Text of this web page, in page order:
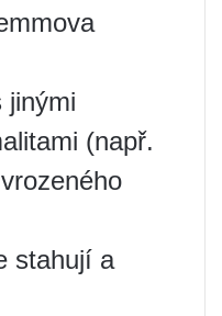
jinými
(např.
stahují a